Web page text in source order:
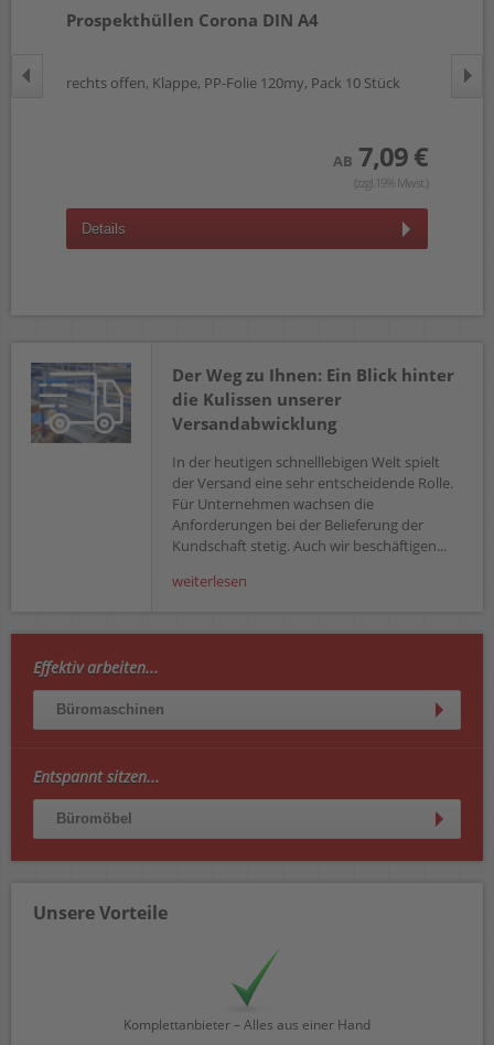
Prospekthüllen Corona DIN A4
rechts offen, Klappe, PP-Folie 120my, Pack 10 Stück
AB 7,09 €
(zzgl.19% Mwst.)
Details
Der Weg zu Ihnen: Ein Blick hinter
die Kulissen unserer
Versandabwicklung
In der heutigen schnelllebigen Welt spielt
der Versand eine sehr entscheidende Rolle.
Für Unternehmen wachsen die
Anforderungen bei der Belieferung der
Kundschaft stetig. Auch wir beschäftigen...
weiterlesen
Effektiv arbeiten...
Büromaschinen
Entspannt sitzen...
Büromöbel
Unsere Vorteile
Komplettanbieter – Alles aus einer Hand